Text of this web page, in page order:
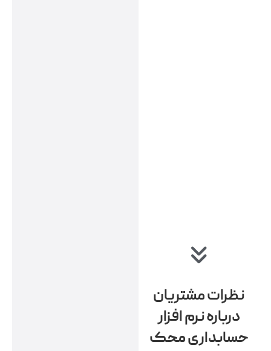
نظرات مشتریان
درباره نرم افزار
حسابداری محک